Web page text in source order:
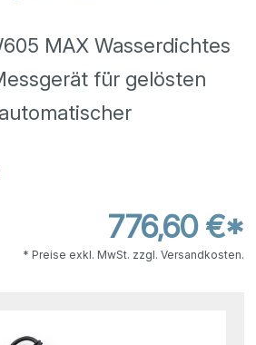
MAX Wasserdichtes
für gelösten
776,60 €*
* Preise exkl. MwSt. zzgl. Versandkosten.